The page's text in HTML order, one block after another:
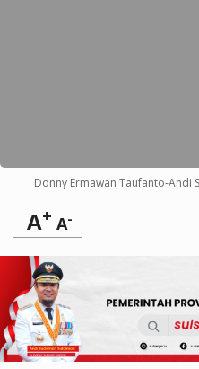
Donny Ermawan Taufanto-Andi
A+ A-